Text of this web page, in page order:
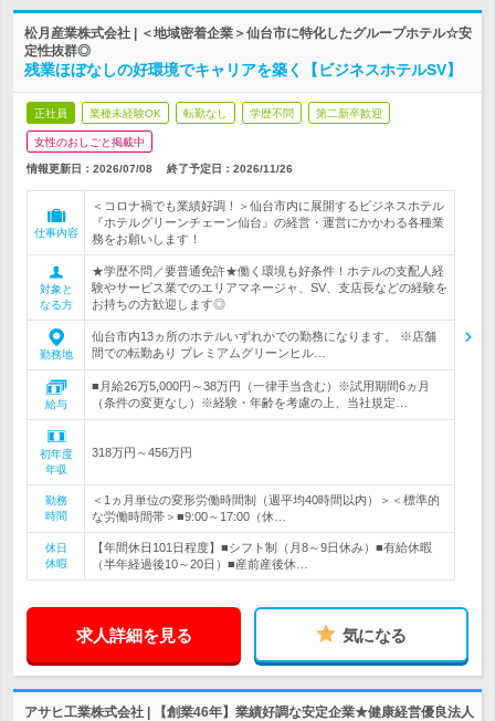
松月産業株式会社 | ＜地域密着企業＞仙台市に特化したグループホテル☆安
定性抜群◎
残業ほぼなしの好環境でキャリアを築く【ビジネスホテルSV】
正社員 業種未経験OK 転勤なし 学歴不問 第二新卒歓迎
女性のおしごと掲載中
情報更新日：2026/07/08 終了予定日： 2026/11/26
仕事内容
＜コロナ禍でも業績好調！＞仙台市内に展開するビジネスホテル
『ホテルグリーンチェーン仙台』の経営・運営にかかわる各種業
務をお願いします！
対象と
なる方
★学歴不問／要普通免許★働く環境も好条件！ホテルの支配人経
験やサービス業でのエリアマネージャ、SV、支店長などの経験を
お持ちの方歓迎します◎
勤務地
仙台市内13ヵ所のホテルいずれかでの勤務になります。 ※店舗
間での転勤あり プレミアムグリーンヒル…
給与
■月給26万5,000円～38万円（一律手当含む）※試用期間6ヵ月
（条件の変更なし）※経験・年齢を考慮の上、当社規定…
初年度
年収
318万円～456万円
勤務
時間
＜1ヵ月単位の変形労働時間制（週平均40時間以内）＞＜標準的
な労働時間帯＞■9:00～17:00（休…
休日
休暇
【年間休日101日程度】■シフト制（月8～9日休み）■有給休暇
（半年経過後10～20日）■産前産後休…
求人詳細を見る 気になる
アサヒ工業株式会社 | 【創業46年】業績好調な安定企業★健康経営優良法人